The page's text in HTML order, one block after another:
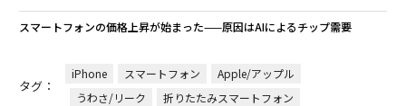
スマートフォンの価格上昇が始まった——原因はAIによるチップ需要
タグ：
iPhone スマートフォン
Apple/アップル
うわさ/リーク
折りたたみスマートフォン